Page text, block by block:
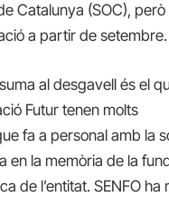
Catalunya (SOC),
a partir de setembre.
al desgavell és el
Futur tenen molts
fa a personal amb la
en la memòria de la
de l’entitat. SENFO ha